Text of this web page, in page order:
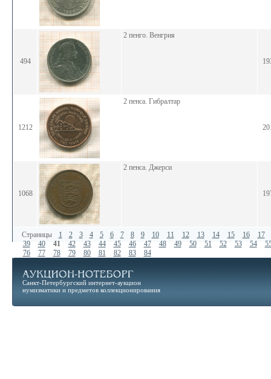
494
2 пенго. Венгрия
1212
2 пенса. Гибралтар
1068
2 пенса. Джерси
Страницы 1 2 3 4 5 6 7 8 9 10 11 12 13 14 15 16
17
39
40 41 42 43 44 45 46 47 48 49 50 51 52 53 54
76
77 78 79 80 81 82 83 84
Санкт-Петербургский интернет-аукцион
нумизматики и предметов коллекционирования